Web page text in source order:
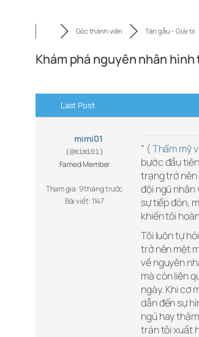
Góc thành viên Tán gẫu – Giải trí
Khám phá nguyên nhân
Last Post
mimi01
(@mimi01)
Famed Member
Tham gia: 9 tháng trước
Bài viết: 1147
” (Thẩm mỹ
bước đầu
trạng trở nên
đội ngũ nhân
sự tiếp đón,
khiến tôi
Tôi luôn tự
trở nên mệt
về nguyên
mà còn liên
ngày. Khi cơ
dẫn đến sự
ngủ hay
trán tôi xuất